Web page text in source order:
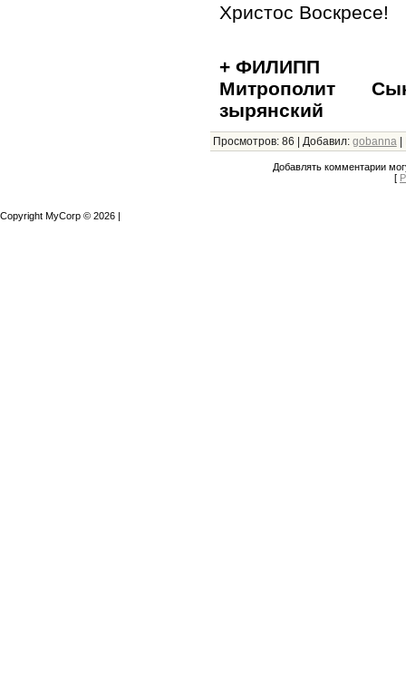
Христос Воскресе!
+ ФИЛИПП
Митрополит
зырянский
Просмотров: 86 | Добавил: gobanna |
Добавлять комментарии
[
Copyright MyCorp © 2026 |